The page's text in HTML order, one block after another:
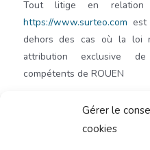
Gérer le
cookies
Tout litige en relation
https://www.surteo.comest
dehors des cas où la
attribution exclusive
compétents de ROUEN